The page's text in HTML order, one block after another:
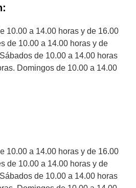
10.00 a 14.00 horas y de 16.00
de 10.00 a 14.00 horas y de
de 10.00 a 14.00 horas
Domingos de 10.00 a 14.00
10.00 a 14.00 horas y de 16.00
de 10.00 a 14.00 horas y de
de 10.00 a 14.00 horas